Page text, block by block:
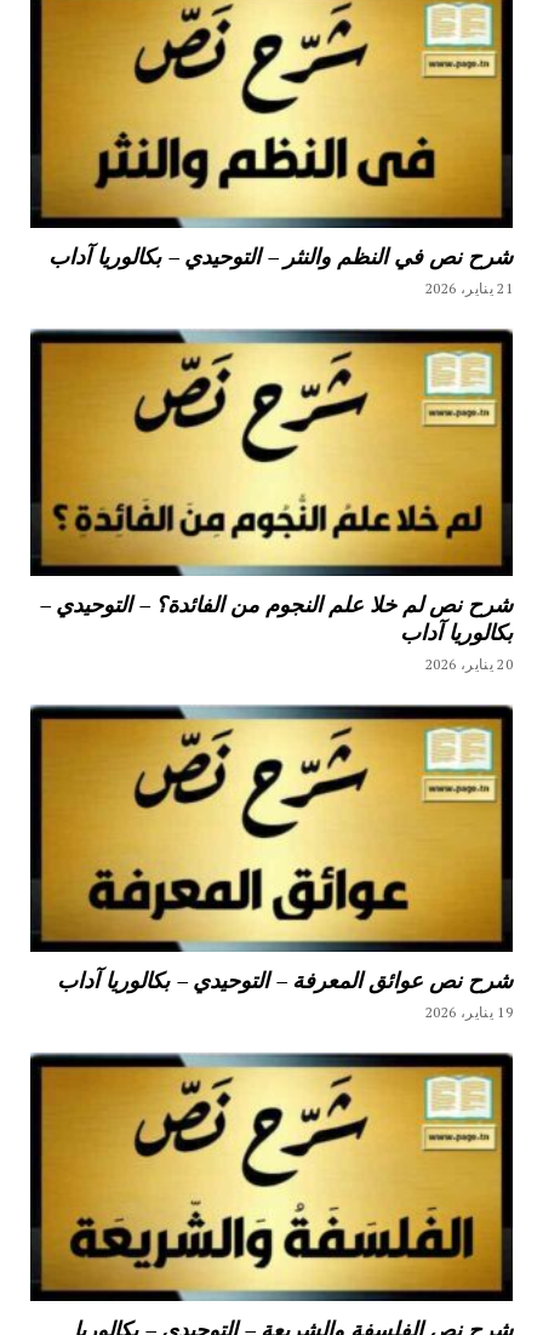
شرح نص في النظم والنثر – التوحيدي – بكالوريا آداب
21 يناير، 2026
شرح نص لم خلا علم النجوم من الفائدة؟ – التوحيدي –
بكالوريا آداب
20 يناير، 2026
شرح نص عوائق المعرفة – التوحيدي – بكالوريا آداب
19 يناير، 2026
شرح نص الفلسفة والشريعة – التوحيدي – بكالوريا